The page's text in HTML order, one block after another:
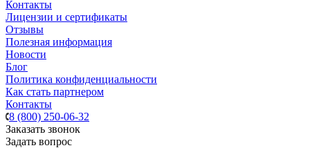
Контакты
Лицензии и сертификаты
Отзывы
Полезная информация
Новости
Блог
Политика конфиденциальности
Как стать партнером
Контакты
8 (800) 250-06-32
Заказать звонок
Задать вопрос